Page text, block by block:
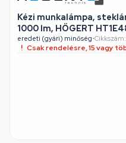
Kézi munkalámpa,
1000 lm, HÖGERT
eredeti (gyári) minőség•
Csak rendelésre, 15 vagy